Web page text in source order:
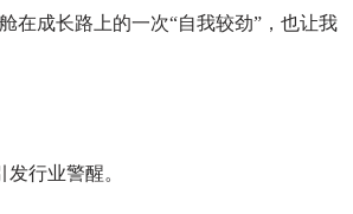
在成长路上的一次“自我较劲”，也让我
行业警醒。